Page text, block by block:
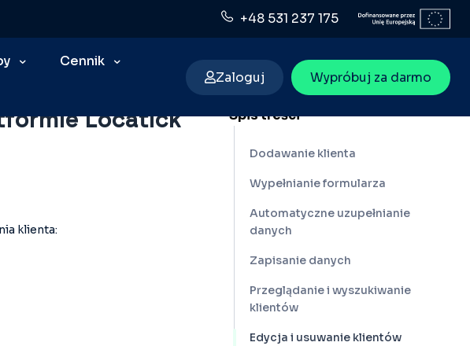
+48 531 237 175
Cennik
Zaloguj Wypróbuj za darmo
Dodawanie klienta na platformie Locatick
Locatick
klienta:
Spis treści
Dodawanie klienta
Wypełnianie formularza
Automatyczne uzupełnianie
danych
Zapisanie danych
Przeglądanie i wyszukiwanie
klientów
Edycja i usuwanie klientów